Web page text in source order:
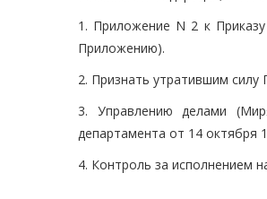
1. Приложение N 2 к
Приложению).
2. Признать утратившим силу
3. Управлению делами
департамента от 14 октября
4. Контроль за исполнением